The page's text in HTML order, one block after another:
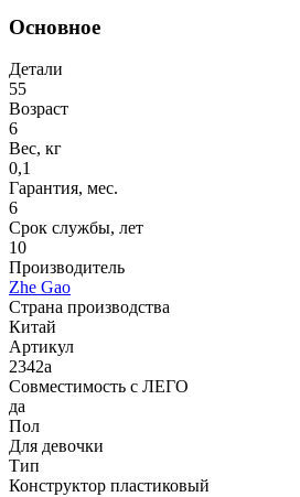
Основное
Детали
55
Возраст
6
Вес, кг
0,1
Гарантия, мес.
6
Срок службы, лет
10
Производитель
Zhe Gao
Страна производства
Китай
Артикул
2342a
Совместимость с ЛЕГО
да
Пол
Для девочки
Тип
Конструктор пластиковый